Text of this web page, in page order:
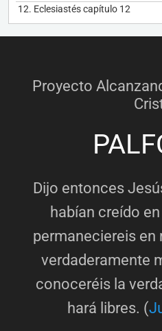
12. Eclesiastés capítulo 12
Proyecto
Dijo entonces
habían creído
permaneciereis en
verdaderamente
conoceréis la
hará libres. (